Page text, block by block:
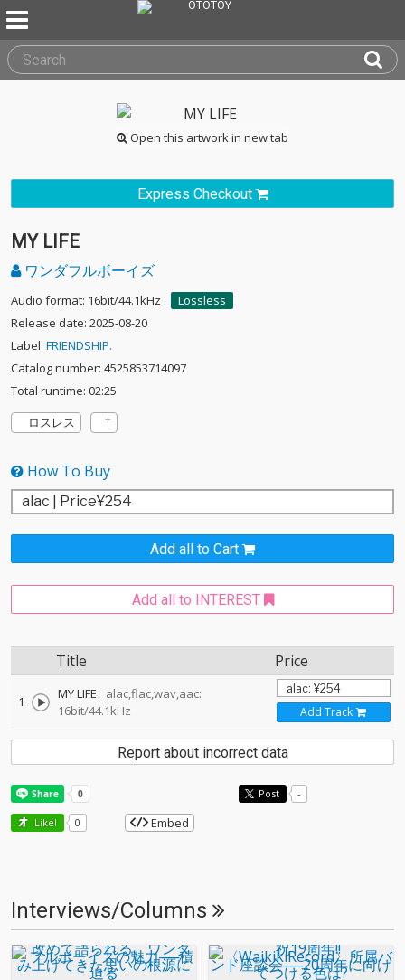
Open this artwork in new tab
Express Checkout
MY LIFE
ワンダフルボーイズ
Audio format: 16bit/44.1kHz
Lossless
Release date: 2025-08-20
Label: FRIENDSHIP.
Catalog number: 4525853714097
Total runtime: 02:25
ロスレス
How To Buy
Add all to Cart
Add all to INTEREST
Title Price
1 MY LIFE
alac,flac,wav,aac:
16bit/44.1kHz
Add Track
Report about incorrect data
Post -
Like! 0 Embed
Interviews/Columns